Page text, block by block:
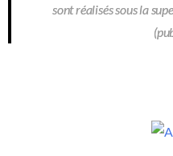
sont réalisés sous la